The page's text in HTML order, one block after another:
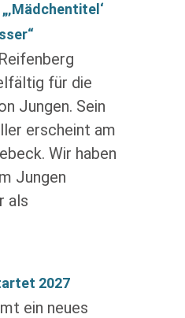
für die
Jungen. Sein
erscheint am
Wir haben
Jungen
als
2027
ein neues